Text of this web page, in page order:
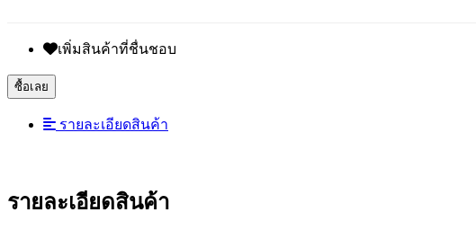
เพิ่มสินค้าที่ชื่นชอบ
ซื้อเลย
รายละเอียดสินค้า
รายละเอียดสินค้า